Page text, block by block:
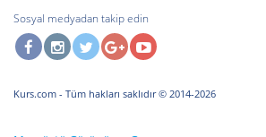
Sosyal medyadan takip edin
Kurs.com - Tüm hakları saklıdır © 2014-2026